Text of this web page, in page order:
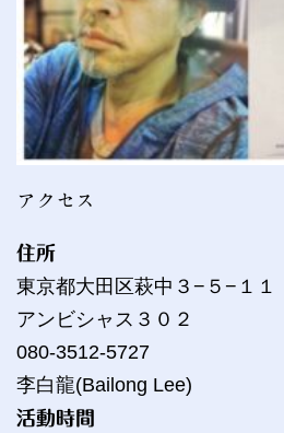
アクセス
住所
東京都大田区萩中３−５−１１
アンビシャス３０２
080-3512-5727
李白龍(Bailong Lee)
活動時間